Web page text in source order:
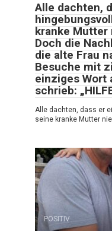
Alle dachten,
kranke Mutter
Doch die
die alte Frau
Besuche mit
einziges Wort
schrieb:
Alle dachten, dass er
seine kranke Mutter
POSITIV